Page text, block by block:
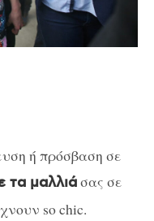
ή πρόσβαση σε
τα μαλλιάσας σε
so chic.